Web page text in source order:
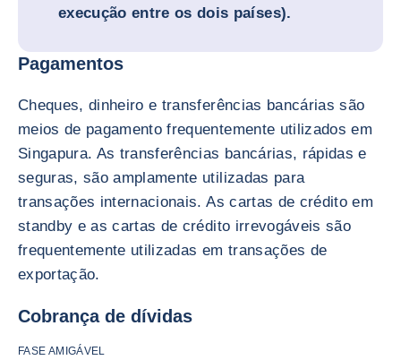
execução entre os dois países).
Pagamentos
Cheques, dinheiro e transferências bancárias são
meios de pagamento frequentemente utilizados em
Singapura. As transferências bancárias, rápidas e
seguras, são amplamente utilizadas para
transações internacionais. As cartas de crédito em
standby e as cartas de crédito irrevogáveis são
frequentemente utilizadas em transações de
exportação.
Cobrança de dívidas
FASE AMIGÁVEL